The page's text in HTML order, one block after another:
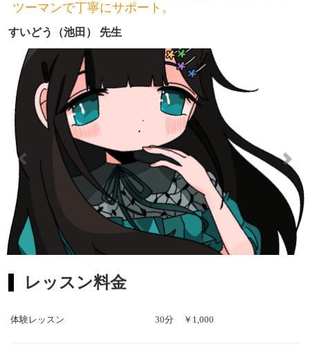
ツーマンで丁寧にサポート。
すいどう（池田） 先生
Previous
レッスン料金
体験レッスン 30分 ￥1,000